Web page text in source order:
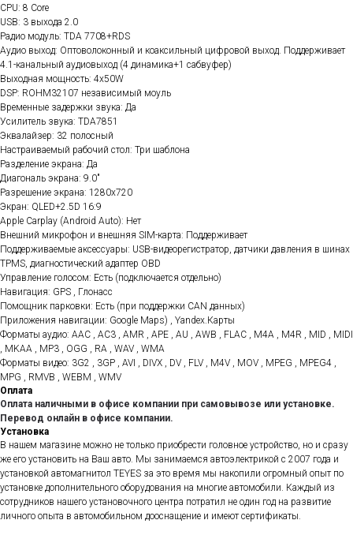
CPU: 8 Core
USB: 3 выхода 2.0
Радио модуль: TDA 7708+RDS
Аудио выход: Оптоволоконный и коаксильный цифровой выход. Поддерживает
4.1-канальный аудиовыход (4 динамика+1 сабвуфер)
Выходная мощность: 4x50W
DSP: ROHM32107 независимый моуль
Временные задержки звука: Да
Усилитель звука: TDA7851
Эквалайзер: 32 полосный
Настраиваемый рабочий стол: Три шаблона
Разделение экрана: Да
Диагональ экрана: 9.0"
Разрешение экрана: 1280x720
Экран: QLED+2.5D 16:9
Apple Carplay (Android Auto): Нет
Внешний микрофон и внешняя SIM-карта: Поддерживает
Поддерживаемые аксессуары: USB-видеорегистратор, датчики давления в шинах
TPMS, диагностический адаптер OBD
Управление голосом: Есть (подключается отдельно)
Навигация: GPS , Глонасс
Помощник парковки: Есть (при поддержки CAN данных)
Приложения навигации: Google Maps) , Yandex.Карты
Форматы аудио: AAC , AC3 , AMR , APE , AU , AWB , FLAC , M4A , M4R , MID , MIDI
, MKAA , MP3 , OGG , RA , WAV , WMA
Форматы видео: 3G2 , 3GP , AVI , DIVX , DV , FLV , M4V , MOV , MPEG , MPEG4 ,
MPG , RMVB , WEBM , WMV
Оплата
Оплата наличными в офисе компании при самовывозе или установке.
Перевод онлайн в офисе компании.
Установка
В нашем магазине можно не только приобрести головное устройство, но и сразу
же его установить на Ваш авто. Мы занимаемся автоэлектрикой с 2007 года и
установкой автомагнитол TEYES за это время мы накопили огромный опыт по
установке дополнительного оборудования на многие автомобили. Каждый из
сотрудников нашего установочного центра потратил не один год на развитие
личного опыта в автомобильном дооснащение и имеют сертификаты.